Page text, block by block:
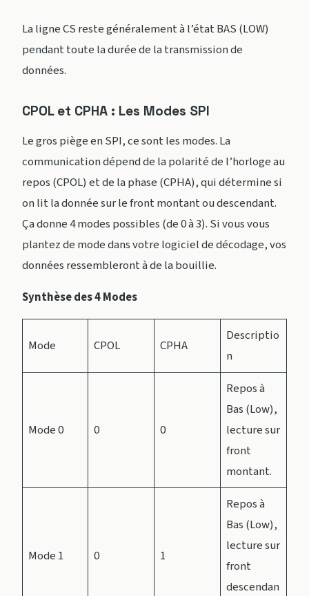
La ligne CS reste généralement à l’état BAS (LOW)
pendant toute la durée de la transmission de
données.
CPOL et CPHA : Les Modes SPI
Le gros piège en SPI, ce sont les modes. La
communication dépend de la polarité de l’horloge au
repos (CPOL) et de la phase (CPHA), qui détermine si
on lit la donnée sur le front montant ou descendant.
Ça donne 4 modes possibles (de 0 à 3). Si vous vous
plantez de mode dans votre logiciel de décodage, vos
données ressembleront à de la bouillie.
Synthèse des 4 Modes
Mode CPOL CPHA
Descriptio
n
Mode 0 0 0
Repos à
Bas (Low),
lecture sur
front
montant.
Mode 1 0 1
Repos à
Bas (Low),
lecture sur
front
descendan